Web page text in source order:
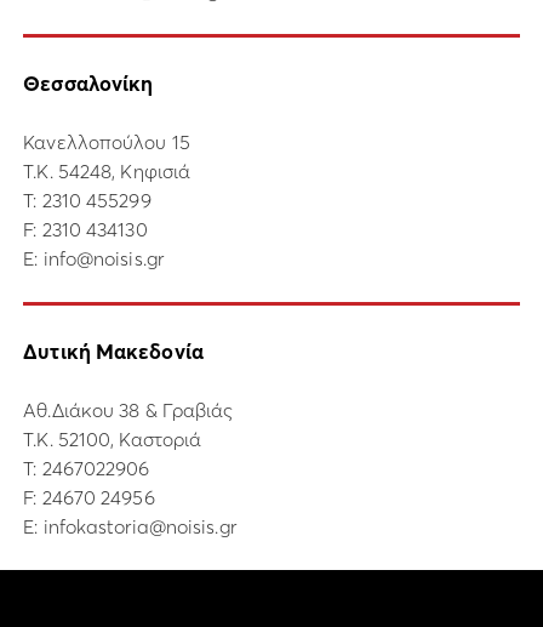
Θεσσαλονίκη
Κανελλοπούλου 15
Τ.Κ. 54248, Κηφισιά
Τ: 2310 455299
F: 2310 434130
E: info@noisis.gr
Δυτική Μακεδονία
Αθ.Διάκου 38 & Γραβιάς
Τ.Κ. 52100, Καστοριά
Τ: 2467022906
F: 24670 24956
E: infokastoria@noisis.gr